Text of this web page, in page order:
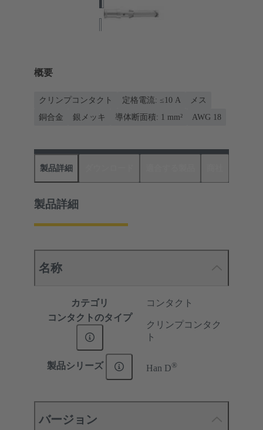
概要
クリンプコンタクト 定格電流: ≤10 A
メス
銅合金
銀メッキ 導体断面積: 1 mm² AWG 18
製品詳細
製品詳細
名称
カテゴリ
コンタクト
コンタクトのタイプ
クリンプコンタク
ト
製品シリーズ Han D®
バージョン